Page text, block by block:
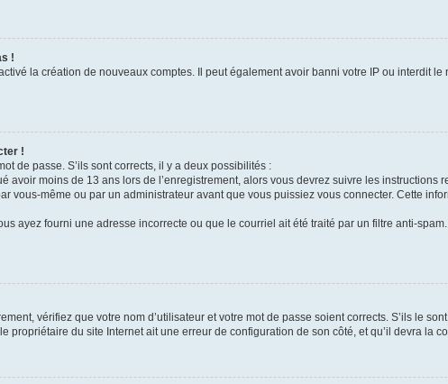
!
la création de nouveaux comptes. Il peut également avoir banni votre IP ou interdit
!
de passe. S’ils sont corrects, il y a deux possibilités :
avoir moins de 13 ans lors de l’enregistrement, alors vous devrez suivre les
vous-même ou par un administrateur avant que vous puissiez vous connecter. Cette
ayez fourni une adresse incorrecte ou que le courriel ait été traité par un filtre anti-
vérifiez que votre nom d’utilisateur et votre mot de passe soient corrects. S’ils le
propriétaire du site Internet ait une erreur de configuration de son côté, et qu’il devra la